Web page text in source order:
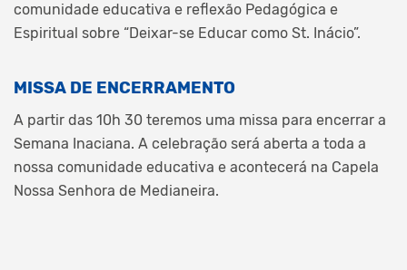
comunidade educativa e reflexão Pedagógica e
Espiritual sobre “Deixar-se Educar como St. Inácio”.
MISSA DE ENCERRAMENTO
A partir das 10h 30 teremos uma missa para encerrar a
Semana Inaciana. A celebração será aberta a toda a
nossa comunidade educativa e acontecerá na Capela
Nossa Senhora de Medianeira.